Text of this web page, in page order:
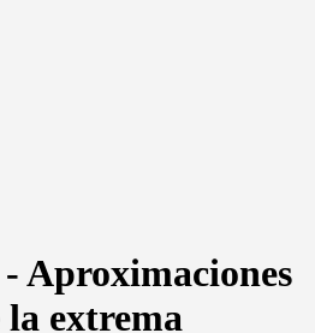
- Aproximaciones
la extrema